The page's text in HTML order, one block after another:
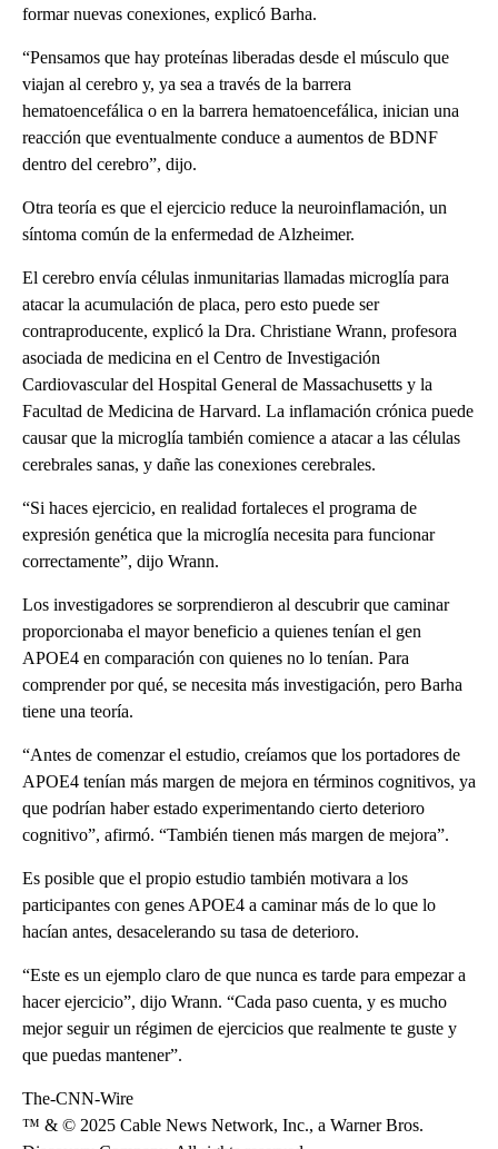
formar nuevas conexiones, explicó Barha.
“Pensamos que hay proteínas liberadas desde el músculo que
viajan al cerebro y, ya sea a través de la barrera
hematoencefálica o en la barrera hematoencefálica, inician una
reacción que eventualmente conduce a aumentos de BDNF
dentro del cerebro”, dijo.
Otra teoría es que el ejercicio reduce la neuroinflamación, un
síntoma común de la enfermedad de Alzheimer.
El cerebro envía células inmunitarias llamadas microglía para
atacar la acumulación de placa, pero esto puede ser
contraproducente, explicó la Dra. Christiane Wrann, profesora
asociada de medicina en el Centro de Investigación
Cardiovascular del Hospital General de Massachusetts y la
Facultad de Medicina de Harvard. La inflamación crónica puede
causar que la microglía también comience a atacar a las células
cerebrales sanas, y dañe las conexiones cerebrales.
“Si haces ejercicio, en realidad fortaleces el programa de
expresión genética que la microglía necesita para funcionar
correctamente”, dijo Wrann.
Los investigadores se sorprendieron al descubrir que caminar
proporcionaba el mayor beneficio a quienes tenían el gen
APOE4 en comparación con quienes no lo tenían. Para
comprender por qué, se necesita más investigación, pero Barha
tiene una teoría.
“Antes de comenzar el estudio, creíamos que los portadores de
APOE4 tenían más margen de mejora en términos cognitivos, ya
que podrían haber estado experimentando cierto deterioro
cognitivo”, afirmó. “También tienen más margen de mejora”.
Es posible que el propio estudio también motivara a los
participantes con genes APOE4 a caminar más de lo que lo
hacían antes, desacelerando su tasa de deterioro.
“Este es un ejemplo claro de que nunca es tarde para empezar a
hacer ejercicio”, dijo Wrann. “Cada paso cuenta, y es mucho
mejor seguir un régimen de ejercicios que realmente te guste y
que puedas mantener”.
The-CNN-Wire
™ & © 2025 Cable News Network, Inc., a Warner Bros.